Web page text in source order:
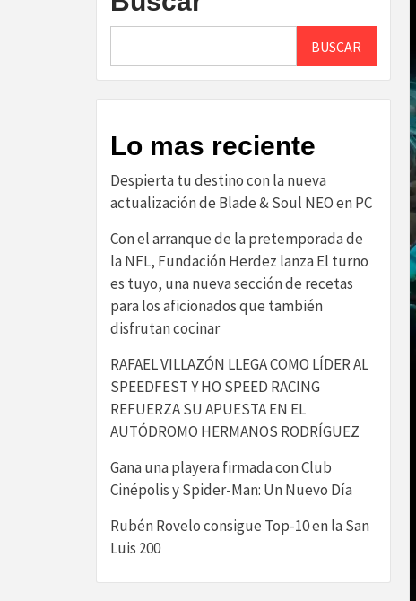
BUSCAR
Lo mas reciente
Despierta tu destino con la nueva
actualización de Blade & Soul NEO en PC
Con el arranque de la pretemporada de
la NFL, Fundación Herdez lanza El turno
es tuyo, una nueva sección de recetas
para los aficionados que también
disfrutan cocinar
RAFAEL VILLAZÓN LLEGA COMO LÍDER AL
SPEEDFEST Y HO SPEED RACING
REFUERZA SU APUESTA EN EL
AUTÓDROMO HERMANOS RODRÍGUEZ
Gana una playera firmada con Club
Cinépolis y Spider-Man: Un Nuevo Día
Rubén Rovelo consigue Top-10 en la San
Luis 200